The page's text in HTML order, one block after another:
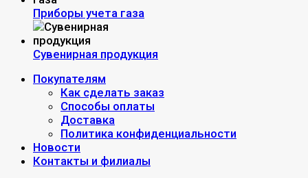
Приборы учета газа
Сувенирная продукция
Покупателям
Как сделать заказ
Способы оплаты
Доставка
Политика конфиденциальности
Новости
Контакты и филиалы